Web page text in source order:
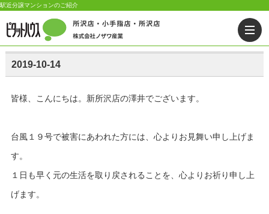
駅近分譲マンションのご紹介
2019-10-14
皆様、こんにちは。新所沢店の澤井でございます。
台風１９号で被害にあわれた方には、心よりお見舞い申し上げま
す。
１日も早く元の生活を取り戻されることを、心よりお祈り申し上
げます。